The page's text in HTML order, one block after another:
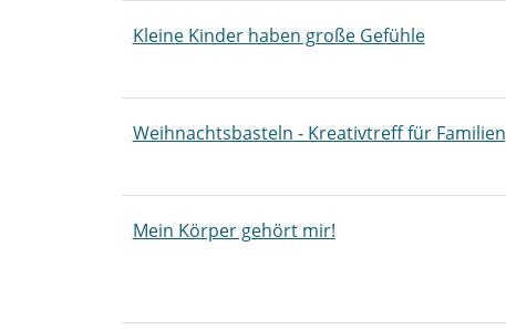
Kleine Kinder haben große Gefühle
Weihnachtsbasteln - Kreativtreff für Familien
Mein Körper gehört mir!